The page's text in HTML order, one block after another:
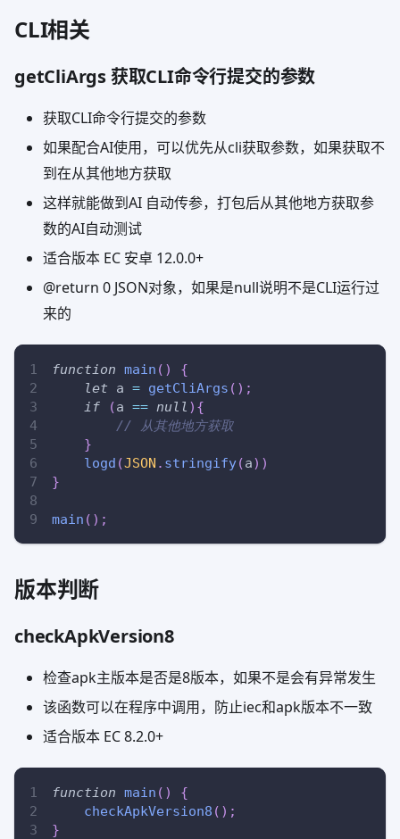
CLI相关
getCliArgs 获取CLI命令行提交的参数
获取CLI命令行提交的参数
如果配合AI使用，可以优先从cli获取参数，如果获取不
到在从其他地方获取
这样就能做到AI 自动传参，打包后从其他地方获取参
数的AI自动测试
适合版本 EC 安卓 12.0.0+
@return 0 JSON对象，如果是null说明不是CLI运行过
来的
function main ( )
{
let a = getCliArgs ( ) ;
if
(a == null ) {
// 从其他地方获取
}
logd (JSON . stringify(a) )
}
main ( ) ;
版本判断
checkApkVersion8
检查apk主版本是否是8版本，如果不是会有异常发生
该函数可以在程序中调用，防止iec和apk版本不一致
适合版本 EC 8.2.0+
function main ( )
{
checkApkVersion8 ( ) ;
}